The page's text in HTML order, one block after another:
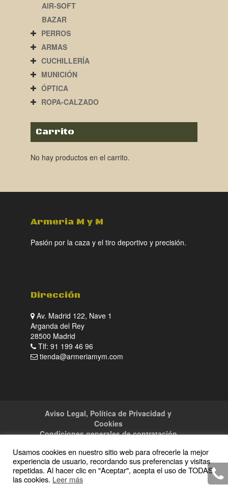
AIR-SOFT
BAZAR
PERROS
ARMAS
CUCHILLERÍA
MUNICIÓN
ÓPTICA
ROPA-CALZADO
Carrito
No hay productos en el carrito.
Armeria M y M
Pasión por la caza y el tiro deportivo y precisión.
Dirección
Av. Madrid 122, Nave 1
Arganda del Rey
28500 Madrid
Tlf: 91 199 46 96
tienda@armeriamym.com
Aviso Legal, Política de Privacidad y
Cookies
Condiciones generales de contratación
Usamos cookies en nuestro sitio web para ofrecerle la mejor
experiencia de usuario, recordando sus preferencias y visitas
repetidas. Al hacer clic en "Aceptar", acepta el uso de TODAS
las cookies. Leer más